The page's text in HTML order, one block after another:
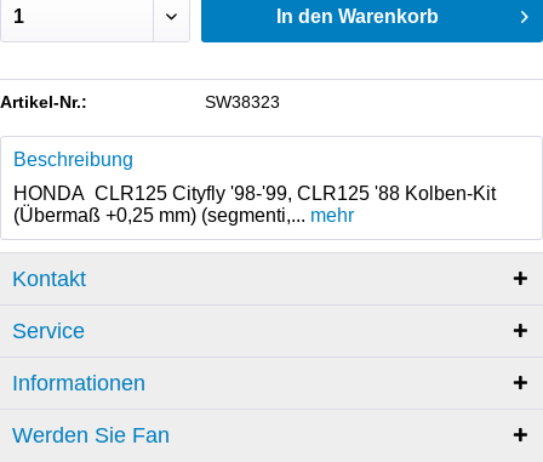
In den Warenkorb
Artikel-Nr.: SW38323
Beschreibung
HONDA CLR125 Cityfly '98-'99, CLR125 '88 Kolben-Kit
(Übermaß +0,25 mm) (segmenti,... mehr
Kontakt
Service
Informationen
Werden Sie Fan